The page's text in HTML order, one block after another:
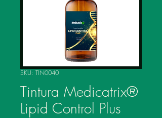
SKU: TIN0040
Tintura Medicatrix®
Lipid Control Plus